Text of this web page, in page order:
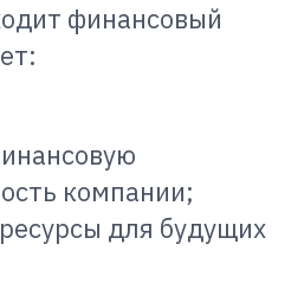
финансовый
компании;
для будущих